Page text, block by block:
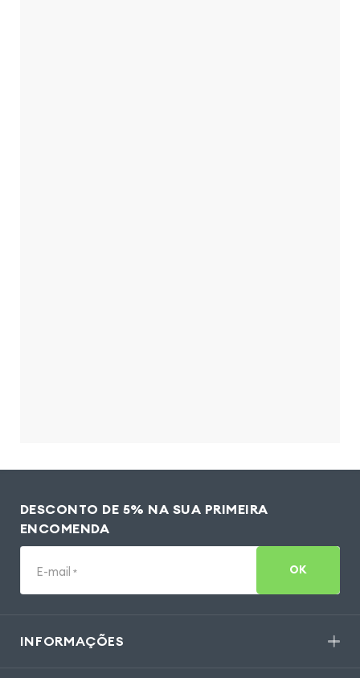
DESCONTO DE 5% NA SUA PRIMEIRA
ENCOMENDA
E-mail * OK
INFORMAÇÕES